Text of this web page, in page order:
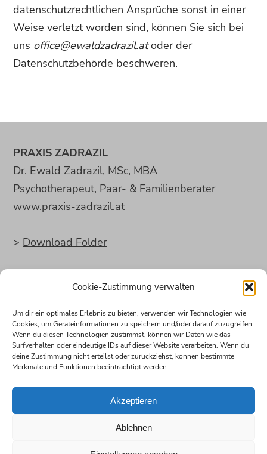
Cookie-Zustimmung verwalten
Um dir ein optimales Erlebnis zu bieten, verwenden wir Technologien wie
Cookies, um Geräteinformationen zu speichern und/oder darauf zuzugreifen.
Wenn du diesen Technologien zustimmst, können wir Daten wie das
Surfverhalten oder eindeutige IDs auf dieser Website verarbeiten. Wenn du
deine Zustimmung nicht erteilst oder zurückziehst, können bestimmte
Merkmale und Funktionen beeinträchtigt werden.
Akzeptieren
Ablehnen
datenschutzrechtlichen Ansprüche sonst in einer
Weise verletzt worden sind, können Sie sich bei
uns office@ewaldzadrazil.atoder der
Datenschutzbehörde beschweren.
PRAXIS ZADRAZIL
Dr. Ewald Zadrazil, MSc, MBA
Psychotherapeut, Paar- & Familienberater
www.praxis-zadrazil.at
> Download Folder
PRAXIS & KONTAKT
A-1040 Wien, Schelleingasse 8/2B/EG
office@praxis-zadrazil.at
T. +43 664 234 4000